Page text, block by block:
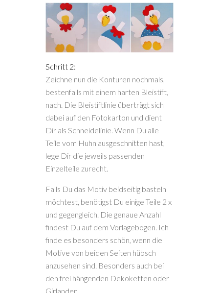
Schritt 2:
Zeichne nun die Konturen nochmals,
bestenfalls mit einem harten Bleistift,
nach. Die Bleistiftlinie überträgt sich
dabei auf den Fotokarton und dient
Dir als Schneidelinie. Wenn Du alle
Teile vom Huhn ausgeschnitten hast,
lege Dir die jeweils passenden
Einzelteile zurecht.
Falls Du das Motiv beidseitig basteln
möchtest, benötigst Du einige Teile 2 x
und gegengleich. Die genaue Anzahl
findest Du auf dem Vorlagebogen. Ich
finde es besonders schön, wenn die
Motive von beiden Seiten hübsch
anzusehen sind. Besonders auch bei
den frei hängenden Dekoketten oder
Girlanden.